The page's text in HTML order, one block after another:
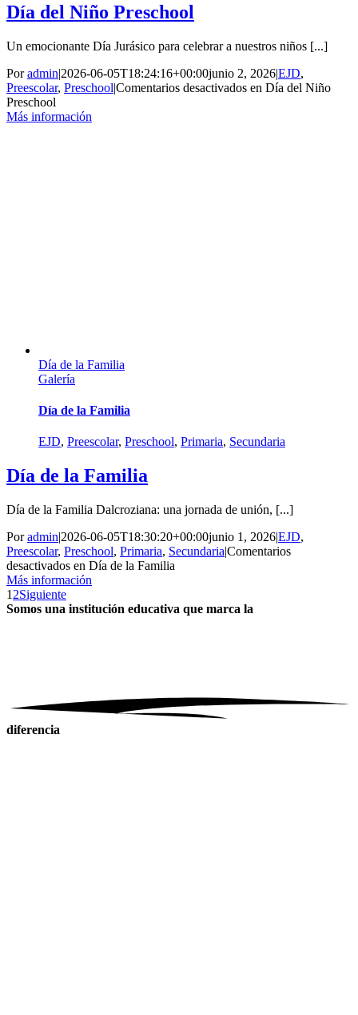
Día del Niño Preschool
Un emocionante Día Jurásico para celebrar a nuestros niños [...]
Poradmin|2026-06-05T18:24:16+00:00junio 2, 2026|EJD,
Preescolar, Preschool|Comentarios desactivados en Día del Niño
Preschool
Más información
Día de la Familia
Galería
Día de la Familia
EJD, Preescolar, Preschool, Primaria, Secundaria
Día de la Familia
Día de la Familia Dalcroziana: una jornada de unión, [...]
Poradmin|2026-06-05T18:30:20+00:00junio 1, 2026|EJD,
Preescolar, Preschool, Primaria, Secundaria|Comentarios
desactivados en Día de la Familia
Más información
1 2Siguiente
Somos una institución educativa que marca la
diferencia